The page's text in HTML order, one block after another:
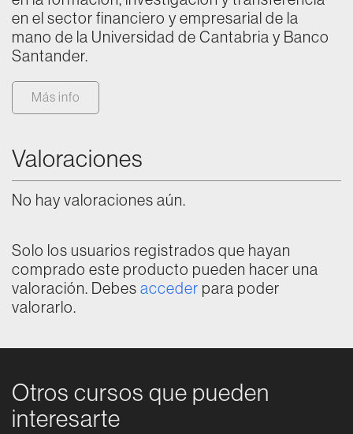
en el sector financiero y empresarial de la
mano de la Universidad de Cantabria y Banco
Santander.
Más info
Valoraciones
No hay valoraciones aún.
Solo los usuarios registrados que hayan
comprado este producto pueden hacer una
valoración. Debes acceder para poder
valorarlo.
Otros cursos que pueden
interesarte